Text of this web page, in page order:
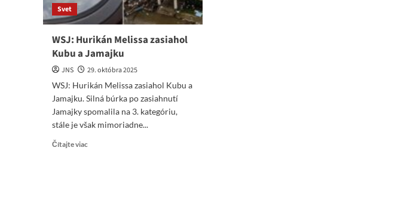
Svet
WSJ: Hurikán Melissa zasiahol
Kubu a Jamajku
JNS
29. októbra 2025
WSJ: Hurikán Melissa zasiahol Kubu a
Jamajku. Silná búrka po zasiahnutí
Jamajky spomalila na 3. kategóriu,
stále je však mimoriadne...
Čítajte viac